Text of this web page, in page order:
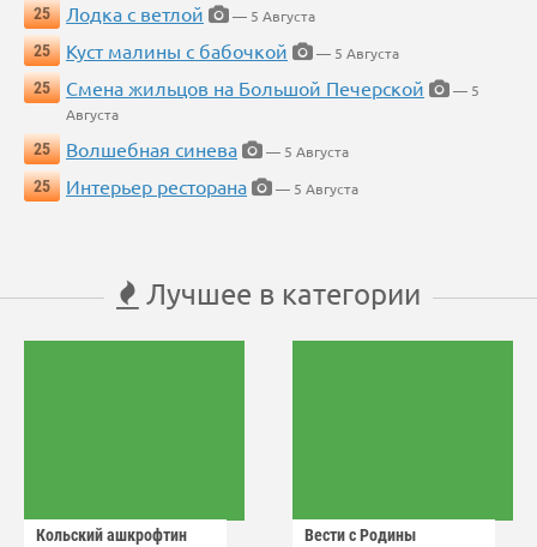
25
Лодка с ветлой
— 5 Августа
25
Куст малины с бабочкой
— 5 Августа
25
Смена жильцов на Большой Печерской
— 5
Августа
25
Волшебная синева
— 5 Августа
25
Интерьер ресторана — 5 Августа
Лучшее в категории
Кольский ашкрофтин Вести с Родины